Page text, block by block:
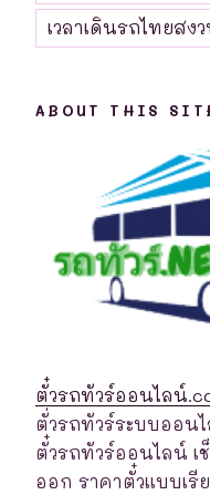
เวลาเดินรถไทยสง
ABOUT THIS
ตั๋วรถทัวร์ออนไลน์
ตั่วรถทัวร์ระบบออน
ตั๋วรถทัวร์ออนไลน์ เ
ออก ราคาตั๋วแบบเรี